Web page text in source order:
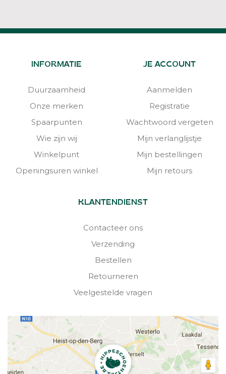
INFORMATIE
Duurzaamheid
Onze merken
Spaarpunten
Wie zijn wij
Winkelpunt
Openingsuren winkel
JE ACCOUNT
Aanmelden
Registratie
Wachtwoord vergeten
Mijn verlanglijstje
Mijn bestellingen
Mijn retours
KLANTENDIENST
Contacteer ons
Verzending
Bestellen
Retourneren
Veelgestelde vragen